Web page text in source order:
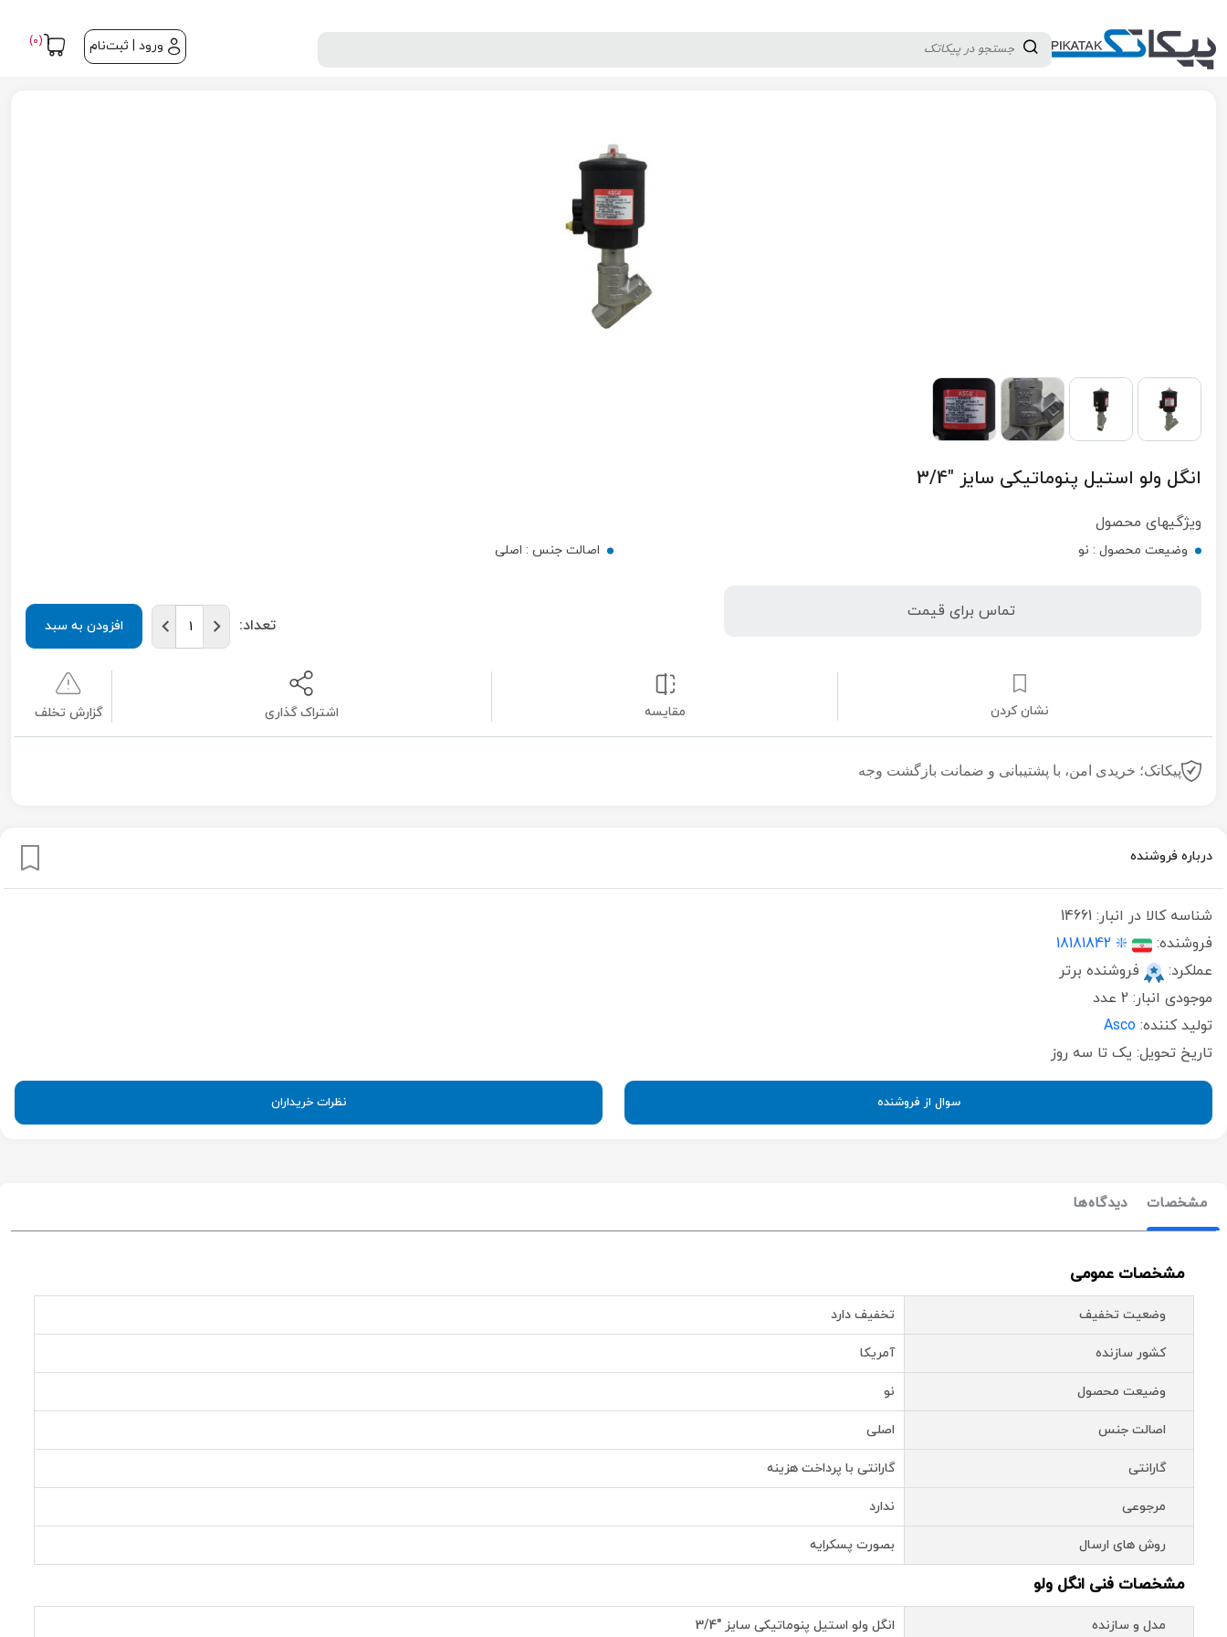
ورود | ثبت‌نام (0)
پیکاتک / شیرآلات صنعتی / شیرآلات کنترلی و تجهیزات
انگل ولو استیل پنوماتیکی سایز "3/4
ویژگیهای محصول
وضیعت محصول : نو اصالت جنس : اصلی
تماس برای قیمت
تعداد: افزودن به سبد
نشان کردن مقایسه اشتراک گذاری گزارش تخلف
پیکاتک؛ خریدی امن، با پشتیبانی و ضمانت بازگشت وجه
درباره فروشنده
شناسه کالا در انبار: 14661
فروشنده:
❇️ 18181842
عملکرد:
فروشنده برتر
موجودی انبار: 2 عدد
تولید کننده: Asco
تاریخ تحویل: یک تا سه روز
سوال از فروشنده نظرات خریداران
مشخصات دیدگاه‌ها
مشخصات عمومی
وضعیت تخفیف تخفیف دارد
کشور سازنده آمریکا
وضیعت محصول نو
اصالت جنس اصلی
گارانتی گارانتی با پرداخت هزینه
مرجوعی ندارد
روش های ارسال بصورت پسکرایه
مشخصات فنی انگل ولو
مدل و سازنده انگل ولو استیل پنوماتیکی سایز "3/4